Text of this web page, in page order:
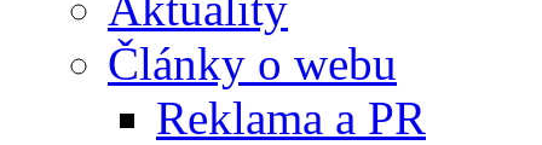
Články o webu
Reklama a PR